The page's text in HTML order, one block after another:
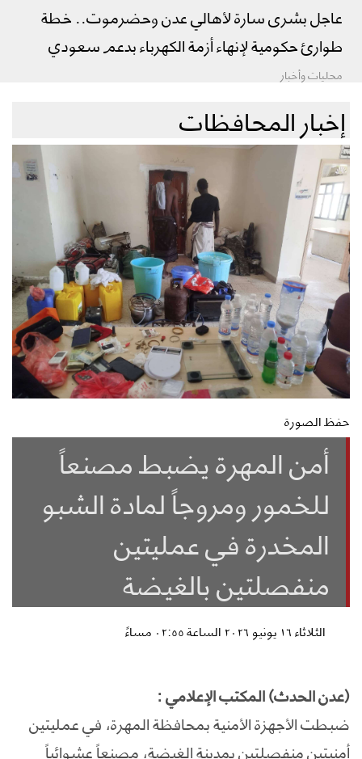
عاجل بشرى سارة لأهالي عدن وحضرموت.. خطة
طوارئ حكومية لإنهاء أزمة الكهرباء بدعم سعودي
محليات وأخبار
إخبار المحافظات
حفظ الصورة
أمن المهرة يضبط مصنعاً
للخمور ومروجاً لمادة الشبو
المخدرة في عمليتين
منفصلتين بالغيضة
الثلاثاء ١٦ يونيو ٢٠٢٦ الساعة ٠٢:٥٥ مساءً
(عدن الحدث) المكتب الإعلامي :
ضبطت الأجهزة الأمنية بمحافظة المهرة، في عمليتين
أمنيتين منفصلتين بمدينة الغيضة، مصنعاً عشوائياً